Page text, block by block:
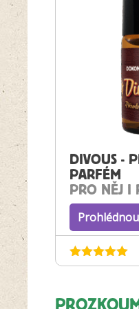
DIVOUS -
PARFÉM
PRO NĚJ I
Hodnocení